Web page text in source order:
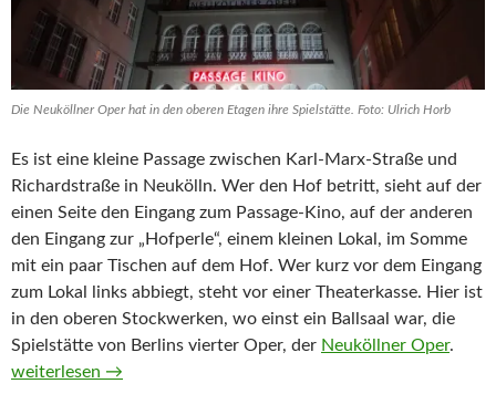
Die Neuköllner Oper hat in den oberen Etagen ihre Spielstätte. Foto: Ulrich Horb
Es ist eine kleine Passage zwischen Karl-Marx-Straße und
Richardstraße in Neukölln. Wer den Hof betritt, sieht auf der
einen Seite den Eingang zum Passage-Kino, auf der anderen
den Eingang zur „Hofperle“, einem kleinen Lokal, im Somme
mit ein paar Tischen auf dem Hof. Wer kurz vor dem Eingang
zum Lokal links abbiegt, steht vor einer Theaterkasse. Hier ist
in den oberen Stockwerken, wo einst ein Ballsaal war, die
Spielstätte von Berlins vierter Oper, der Neuköllner Oper.
Neuköllner Oper
weiterlesen →